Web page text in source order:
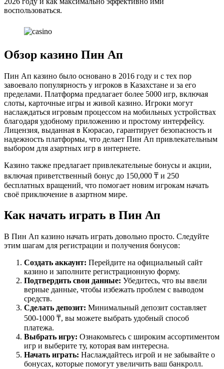
воспользоваться.
Обзор казино Пин Ап
Пин Ап казино было основано в 2016 году и с тех пор
завоевало популярность у игроков в Казахстане и за его
пределами. Платформа предлагает более 5000 игр, включая
слоты, карточные игры и живой казино. Игроки могут
наслаждаться игровым процессом на мобильных устройствах
благодаря удобному приложению и простому интерфейсу.
Лицензия, выданная в Кюрасао, гарантирует безопасность и
надежность платформы, что делает Пин Ап привлекательным
выбором для азартных игр в интернете.
Казино также предлагает привлекательные бонусы и акции,
включая приветственный бонус до 150,000 ₸ и 250
бесплатных вращений, что помогает новим игрокам начать
своё приключение в азартном мире.
Как начать играть в Пин Ап
В Пин Ап казино начать играть довольно просто. Следуйте
этим шагам для регистрации и получения бонусов:
Создать аккаунт: Перейдите на официальный сайт
казино и заполните регистрационную форму.
Подтвердить свои данные: Убедитесь, что вы ввели
верные данные, чтобы избежать проблем с выводом
средств.
Сделать депозит: Минимальный депозит составляет
500-1000 ₸, вы можете выбрать удобный способ
платежа.
Выбрать игру: Ознакомьтесь с широким ассортиментом
игр и выберите ту, которая вам интересна.
Начать играть: Наслаждайтесь игрой и не забывайте о
бонусах, которые помогут увеличить ваш банкролл.